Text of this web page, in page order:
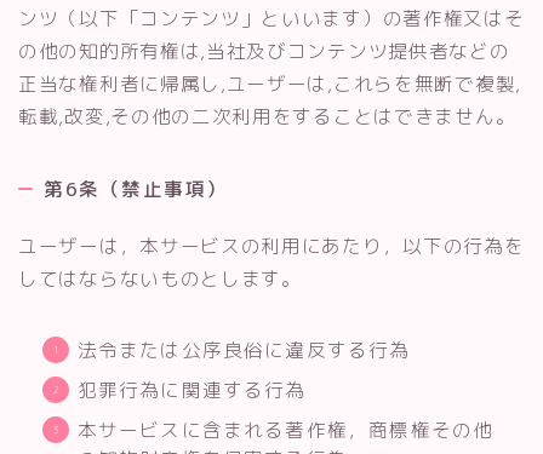
ンツ（以下「コンテンツ」といいます）の著作権又はそ
の他の知的所有権は,当社及びコンテンツ提供者などの
正当な権利者に帰属し,ユーザーは,これらを無断で複製,
転載,改変,その他の二次利用をすることはできません。
第6条（禁止事項）
ユーザーは，本サービスの利用にあたり，以下の行為を
してはならないものとします。
法令または公序良俗に違反する行為
犯罪行為に関連する行為
本サービスに含まれる著作権，商標権その他